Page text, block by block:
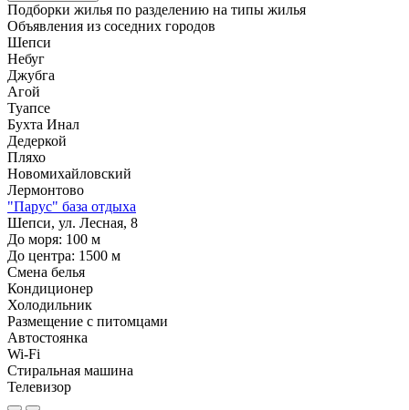
Подборки жилья по разделению на типы жилья
Объявления из соседних городов
Шепси
Небуг
Джубга
Агой
Туапсе
Бухта Инал
Дедеркой
Пляхо
Новомихайловский
Лермонтово
"Парус" база отдыха
Шепси, ул. Лесная, 8
До моря: 100 м
До центра: 1500 м
Смена белья
Кондиционер
Холодильник
Размещение с питомцами
Автостоянка
Wi-Fi
Стиральная машина
Телевизор